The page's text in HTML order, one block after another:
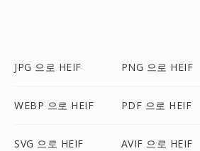
JPG 으로 HEIF PNG 으로 HEIF
WEBP 으로 HEIF PDF 으로 HEIF
SVG 으로 HEIF AVIF 으로 HEIF